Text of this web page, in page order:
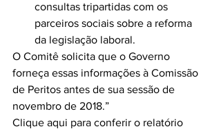
consultas tripartidas com os
parceiros sociais sobre a reforma
da legislação laboral.
O Comitê solicita que o Governo
forneça essas informações à Comissão
de Peritos antes de sua sessão de
novembro de 2018.”
Clique aqui para conferir o relatório